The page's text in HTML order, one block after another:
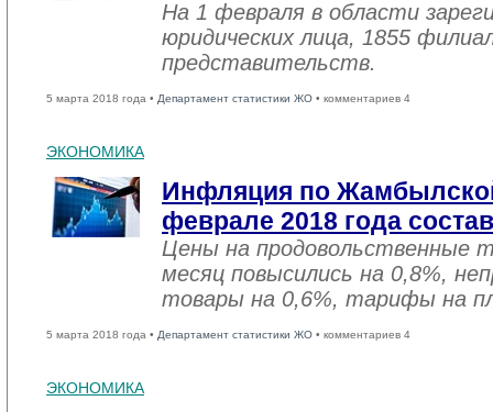
На 1 февраля в области
юридических лица, 1855
представительств.
5 марта 2018 года • Департамент статистики ЖО • комментариев 4
ЭКОНОМИКА
Инфляция по
феврале 2018 года
Цены на продовольственные
месяц повысились на 0,8%,
товары на 0,6%, тарифы на
5 марта 2018 года • Департамент статистики ЖО • комментариев 4
ЭКОНОМИКА